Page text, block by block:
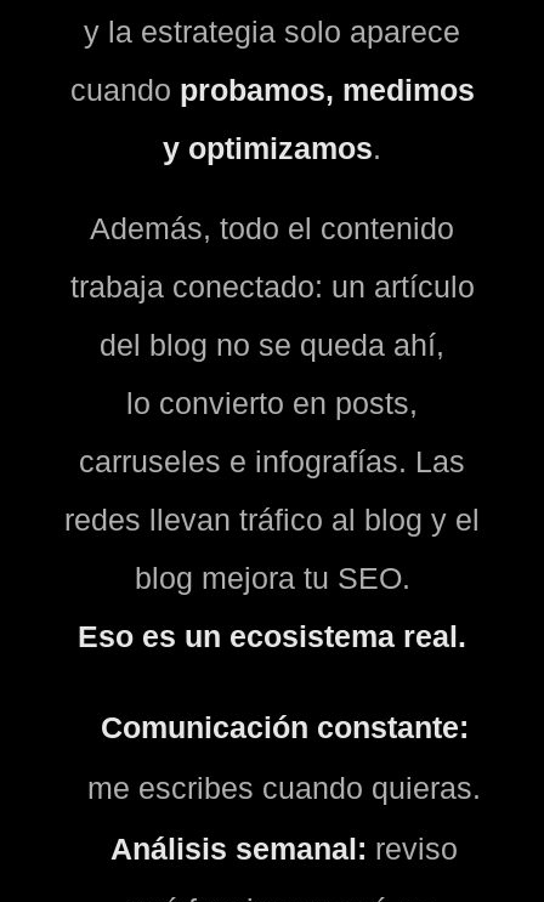
y la estrategia solo aparece
cuando probamos, medimos
y optimizamos.
Además, todo el contenido
trabaja conectado: un artículo
del blog no se queda ahí,
lo convierto en posts,
carruseles e infografías. Las
redes llevan tráfico al blog y el
blog mejora tu SEO.
Eso es un ecosistema real.
Comunicación constante:
me escribes cuando quieras.
Análisis semanal: reviso